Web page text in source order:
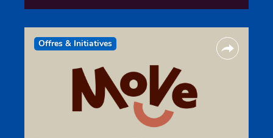
Offres & Initiatives